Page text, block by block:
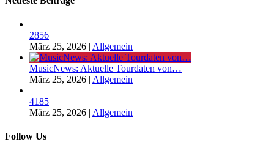
2856
März 25, 2026 | Allgemein
MusicNews: Aktuelle Tourdaten von…
März 25, 2026 | Allgemein
4185
März 25, 2026 | Allgemein
Follow Us